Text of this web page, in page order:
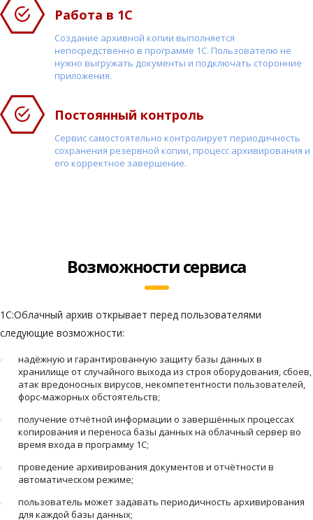
Работа в 1С
Создание архивной копии выполняется
непосредственно в программе 1С. Пользователю не
нужно выгружать документы и подключать сторонние
приложения.
Постоянный контроль
Сервис самостоятельно контролирует периодичность
сохранения резервной копии, процесс архивирования и
его корректное завершение.
Возможности сервиса
1С:Облачный архив открывает перед пользователями
следующие возможности:
надёжную и гарантированную защиту базы данных в
хранилище от случайного выхода из строя оборудования, сбоев,
атак вредоносных вирусов, некомпетентности пользователей,
форс-мажорных обстоятельств;
получение отчётной информации о завершённых процессах
копирования и переноса базы данных на облачный сервер во
время входа в программу 1С;
проведение архивирования документов и отчётности в
автоматическом режиме;
пользователь может задавать периодичность архивирования
для каждой базы данных;